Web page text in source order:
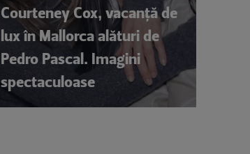
Courteney Cox, vacanță de
lux în Mallorca alături de
Pedro Pascal. Imagini
spectaculoase